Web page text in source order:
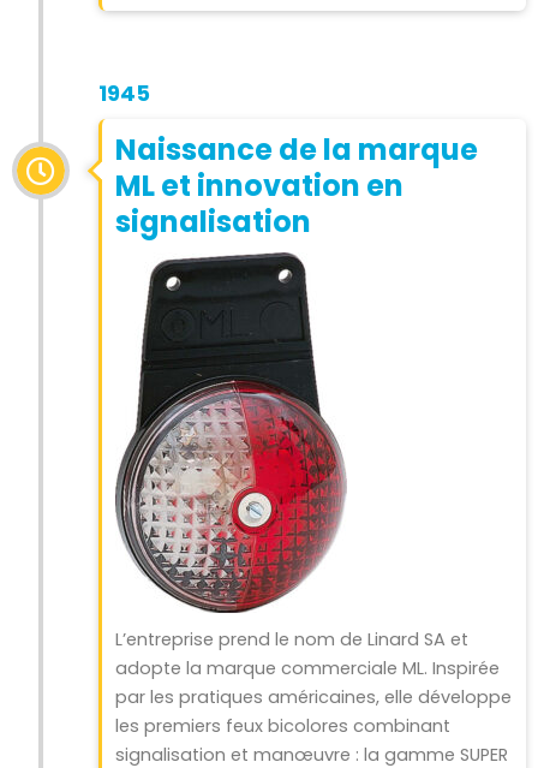
1945
Naissance de la marque
ML et innovation en
signalisation
L’entreprise prend le nom de Linard SA et
adopte la marque commerciale ML. Inspirée
par les pratiques américaines, elle développe
les premiers feux bicolores combinant
signalisation et manœuvre : la gamme SUPER